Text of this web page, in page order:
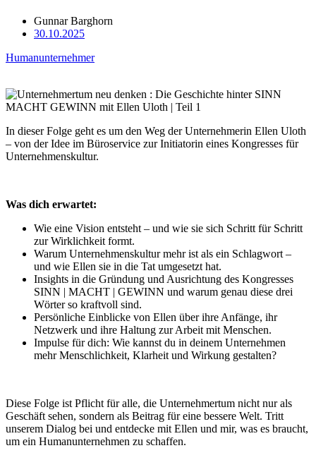
Gunnar Barghorn
30.10.2025
Humanunternehmer
In dieser Folge geht es um den Weg der Unternehmerin Ellen Uloth
– von der Idee im Büroservice zur Initiatorin eines Kongresses für
Unternehmenskultur.
Was dich erwartet:
Wie eine Vision entsteht – und wie sie sich Schritt für Schritt
zur Wirklichkeit formt.
Warum Unternehmenskultur mehr ist als ein Schlagwort –
und wie Ellen sie in die Tat umgesetzt hat.
Insights in die Gründung und Ausrichtung des Kongresses
SINN | MACHT | GEWINN und warum genau diese drei
Wörter so kraftvoll sind.
Persönliche Einblicke von Ellen über ihre Anfänge, ihr
Netzwerk und ihre Haltung zur Arbeit mit Menschen.
Impulse für dich: Wie kannst du in deinem Unternehmen
mehr Menschlichkeit, Klarheit und Wirkung gestalten?
Diese Folge ist Pflicht für alle, die Unternehmertum nicht nur als
Geschäft sehen, sondern als Beitrag für eine bessere Welt. Tritt
unserem Dialog bei und entdecke mit Ellen und mir, was es braucht,
um ein Humanunternehmen zu schaffen.